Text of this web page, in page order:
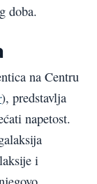
doba.
na Centru
), predstavlja
napetost.
i